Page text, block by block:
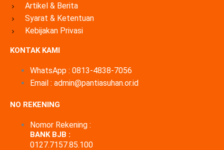
Artikel & Berita
Syarat & Ketentuan
Kebijakan Privasi
KONTAK KAMI
WhatsApp : 0813-4838-7056
Email : admin@pantiasuhan.or.id
NO REKENING
Nomor Rekening :
BANK BJB :
0127.7157.85.100